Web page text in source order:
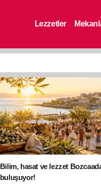
Lezzetler
Bilim, hasat ve lezzet
buluşuyor!